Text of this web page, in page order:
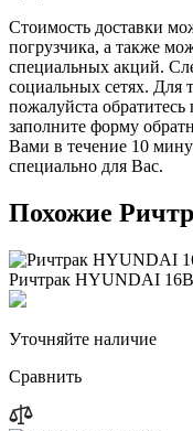
Стоимость доставки
погрузчика, а также
специальных акций.
социальных сетях. Для
пожалуйста
заполните форму
Вами в течение 10
специально для Вас.
Похожие
Ричтрак HYUNDAI
Уточняйте наличие
Сравнить